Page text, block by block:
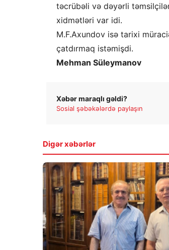
təcrübəli və dəyərli
xidmətləri var idi.
M.F.Axundov isə tarixi
çatdırmaq istəmişdi.
Mehman Süleymanov
Xəbər maraqlı gəldi?
Sosial şəbəkələrdə paylaşın
Digər xəbərlər